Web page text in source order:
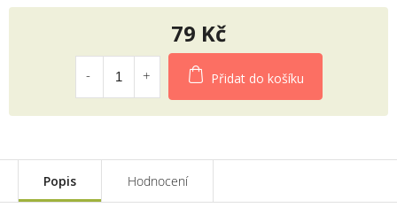
79 Kč
Měrná
cena:
Přidat do košíku
Popis Hodnocení